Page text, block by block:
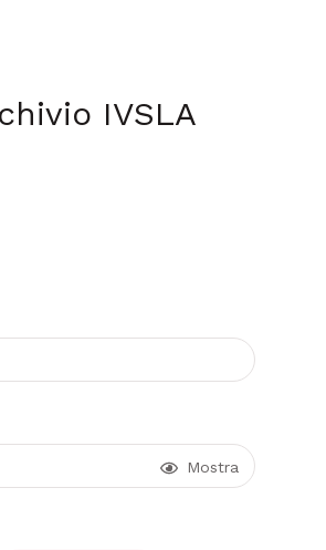
IVSLA
Mostra